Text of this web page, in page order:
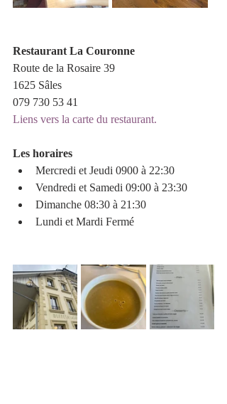
Restaurant La Couronne
Route de la Rosaire 39
1625 Sâles
079 730 53 41
Liens vers la carte du restaurant.
Les horaires
Mercredi et Jeudi 0900 à 22:30
Vendredi et Samedi 09:00 à 23:30
Dimanche 08:30 à 21:30
Lundi et Mardi Fermé